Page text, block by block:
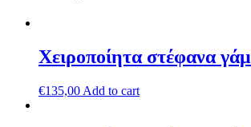
Χειροποίητα στέφανα
€135,00 Add to cart